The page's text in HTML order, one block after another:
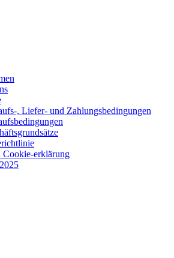
, Liefer- und Zahlungsbedingungen
Cookie-erklärung